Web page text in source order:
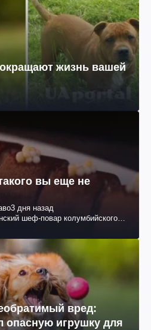
жизнь вашей
вы еще не
3 дня назад
шеф-повар колумбийского
вред:
опасную игрушку для